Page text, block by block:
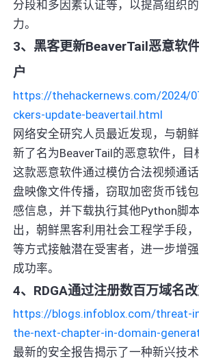
分段和多因素认证等，以提高组织
力。
3、黑客更新BeaverTail恶意软
户
https://thehackernews.com/2024/
ckers-update-beavertail.html
网络安全研究人员最近发现，与朝
新了名为BeaverTail的恶意软件，目
这款恶意软件通过模仿合法视频通
盘映像文件传播，窃取加密货币钱
感信息，并下载执行其他Python脚
出，朝鲜黑客利用社会工程学手段
等方式接触潜在受害者，进一步增
成功率。
4、RDGA通过注册数百万域名
https://blogs.infoblox.com/threat-
the-next-chapter-in-domain-
最新的安全报告揭示了一种新兴技